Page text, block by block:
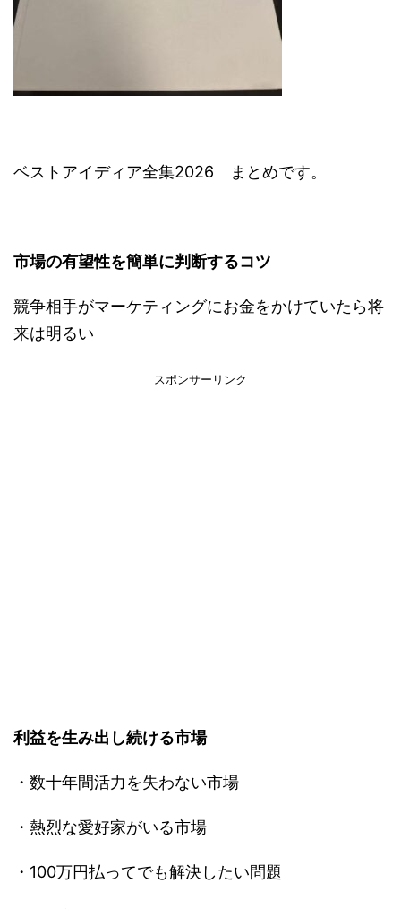
ベストアイディア全集2026 まとめです。
市場の有望性を簡単に判断するコツ
競争相手がマーケティングにお金をかけていたら将
来は明るい
スポンサーリンク
利益を生み出し続ける市場
・数十年間活力を失わない市場
・熱烈な愛好家がいる市場
・100万円払ってでも解決したい問題